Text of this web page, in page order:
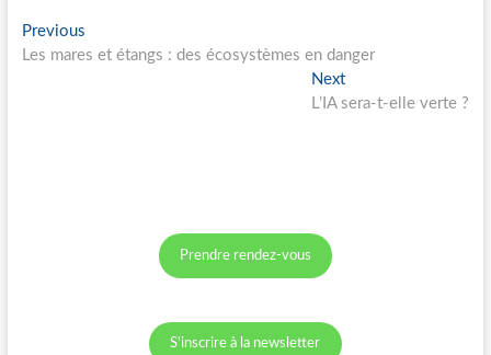
Navigation
de
PreviousPrevious
post:
Les mares et étangs : des écosystèmes en danger
NextNext
post:
L’IA sera-t-elle verte ?
Prendre rendez-vous
S'inscrire à la newsletter